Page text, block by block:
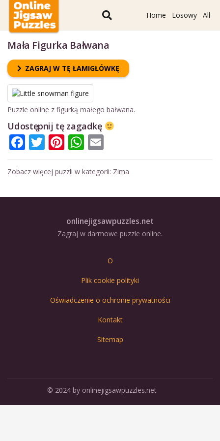
Home Losowy All
Mała Figurka Bałwana
ZAGRAJ W TĘ ŁAMIGŁÓWKĘ
Puzzle online z figurką małego bałwana.
Udostępnij tę zagadkę
Facebook
Twitter
Pinterest
WhatsApp
Zobacz więcej puzzli w kategorii: Zima
onlinejigsawpuzzles.net
Zagraj w darmowe puzzle online.
O
Plik cookie polityki
Oświadczenie o ochronie prywatności
Kontakt
Sitemap
© 2024 by onlinejigsawpuzzles.net